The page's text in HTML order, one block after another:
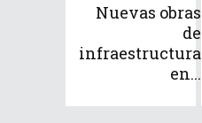
Nuevas obras
de
infraestructura
en...